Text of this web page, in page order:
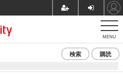
MENU
検索 購読